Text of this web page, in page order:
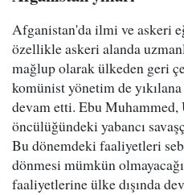
Afganistan'da ilmi ve askeri
özellikle askeri alanda
mağlup olarak ülkeden geri
komünist yönetim de
devam etti. Ebu
öncülüğündeki yabancı
Bu dönemdeki faaliyetleri
dönmesi mümkün
faaliyetlerine ülke dışında